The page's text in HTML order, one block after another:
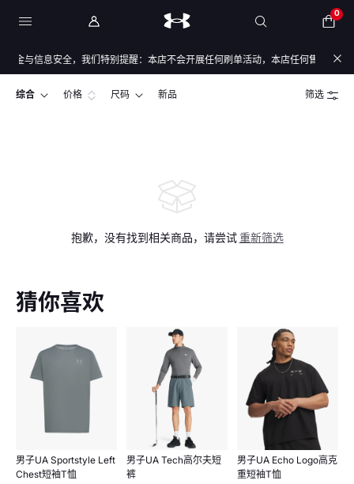
0
金与信息安全，我们特别提醒：本店不会开展任何刷单活动，本店任何售后/退
综合 价格 尺码 新品 筛选
抱歉，没有找到相关商品，请尝试 重新筛选
猜你喜欢
男子UA Sportstyle Left
Chest短袖T恤
男子UA Tech高尔夫短
裤
男子UA Echo Logo高克
重短袖T恤